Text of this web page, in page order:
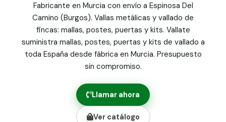
Malla triple torsión
Panel malla H.
Poste malla Hércules
Poste malla simple torsión
Alambre de espino galvanizado
Alambre liso galvanizado
Malla ocultación 70 g/m² verde
Abrazadera PVC malla H.
Grapa malla H.
Fabricante en Murcia con envío a Espinosa Del
Camino (Burgos). Vallas metálicas y vallado de
fincas: mallas, postes, puertas y kits. Vallate
suministra mallas, postes, puertas y kits de vallado a
toda España desde fábrica en Murcia. Presupuesto
sin compromiso.
Llamar ahora
Ver catálogo